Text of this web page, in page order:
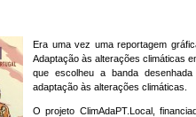
Era uma vez uma reportagem
Adaptação às alterações climáticas
que escolheu a banda
adaptação às alterações climáticas.
O projeto ClimAdaPT.Local,